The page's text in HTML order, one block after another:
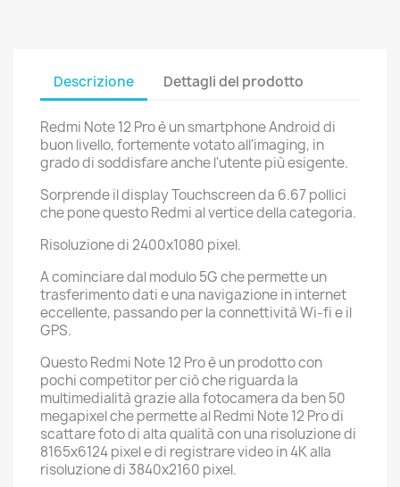
Descrizione Dettagli del prodotto
Redmi Note 12 Pro è un smartphone Android di
buon livello, fortemente votato all'imaging, in
grado di soddisfare anche l'utente più esigente.
Sorprende il display Touchscreen da 6.67 pollici
che pone questo Redmi al vertice della categoria.
Risoluzione di 2400x1080 pixel.
A cominciare dal modulo 5G che permette un
trasferimento dati e una navigazione in internet
eccellente, passando per la connettività Wi-fi e il
GPS.
Questo Redmi Note 12 Pro è un prodotto con
pochi competitor per ciò che riguarda la
multimedialità grazie alla fotocamera da ben 50
megapixel che permette al Redmi Note 12 Pro di
scattare foto di alta qualità con una risoluzione di
8165x6124 pixel e di registrare video in 4K alla
risoluzione di 3840x2160 pixel.